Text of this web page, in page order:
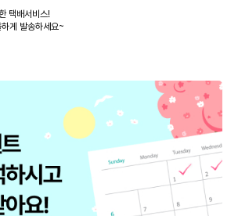
택배서비스!
게 발송하세요~